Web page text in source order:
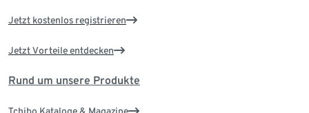
Jetzt kostenlos registrieren
Jetzt Vorteile entdecken
Rund um unsere Produkte